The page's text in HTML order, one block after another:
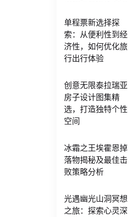
单程票新选择探
索：从便利性到经
济性，如何优化旅
行出行体验
创意无限泰拉瑞亚
房子设计图集精
选，打造独特个性
空间
冰霜之王埃霍恩掉
落物揭秘及最佳击
败策略分析
光遇幽光山洞冥想
之旅：探索心灵深